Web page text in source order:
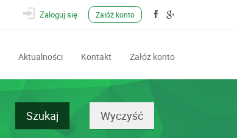
Zaloguj się Załóż konto
Aktualności Kontakt Załóż konto